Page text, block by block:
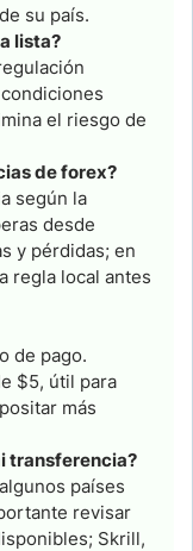
su país.
lista?
el riesgo de
de forex?
según la
desde
y pérdidas; en
regla local antes
de pago.
$5, útil para
más
transferencia?
países
revisar
Skrill,